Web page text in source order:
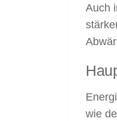
Auch
wie